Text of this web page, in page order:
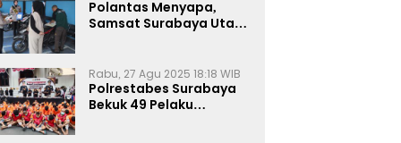
Polantas Menyapa,
Samsat Surabaya Utara
Rabu, 27 Agu 2025 18:18 WIB
Polrestabes Surabaya
Bekuk 49 Pelaku